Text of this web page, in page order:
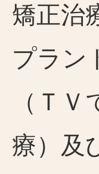
矯正治
プラン
（Ｔ
療）及